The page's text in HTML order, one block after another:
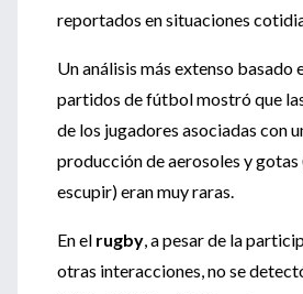
reportados en situaciones
Un análisis más extenso basado
partidos de fútbol mostró que
de los jugadores asociadas con
producción de aerosoles y
escupir) eran muy raras.
En el rugby, a pesar de la
otras interacciones, no se